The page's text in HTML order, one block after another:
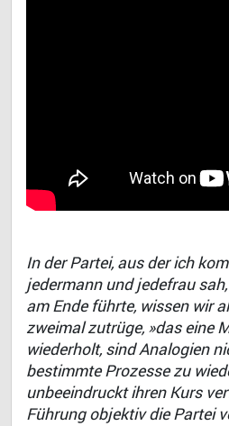
In der Partei, aus der ich
jedermann und jedefrau
am Ende führte, wissen wir
zweimal zutrüge, »das eine
wiederholt, sind Analogien
bestimmte Prozesse zu
unbeeindruckt ihren Kurs
Führung objektiv die Partei